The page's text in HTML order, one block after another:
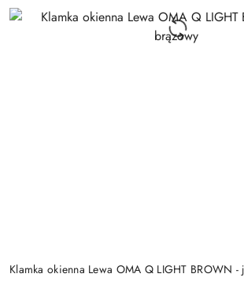
Klamka okienna Lewa OMA Q LIGHT BROWN -